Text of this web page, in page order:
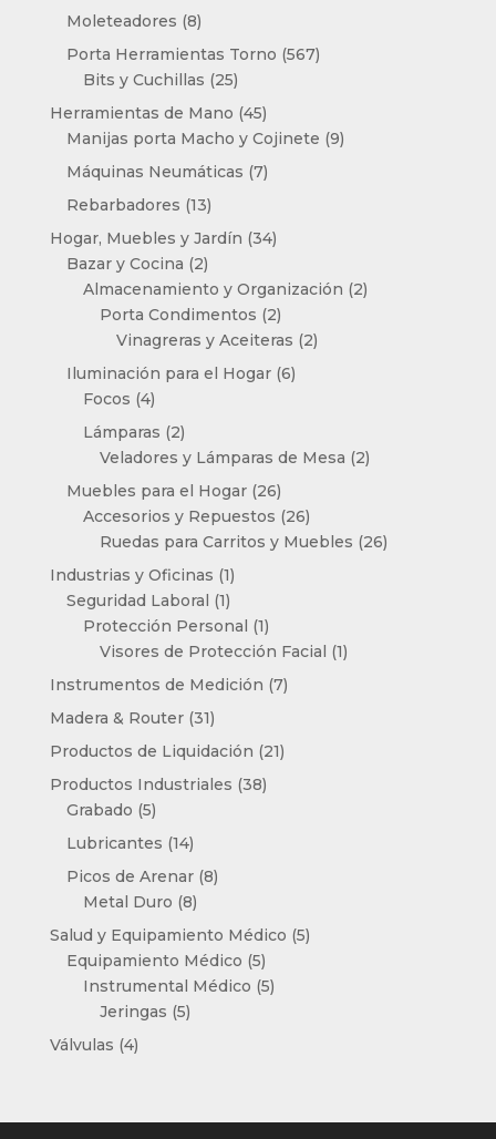
Moleteadores 88
productos
Porta Herramientas Torno 567567
Bits y Cuchillas 2525
productos
Herramientas de Mano 4545
productos
Manijas porta Macho y Cojinete 99
Máquinas Neumáticas 77
Rebarbadores 1313
productos
Hogar, Muebles y Jardín 3434
Bazar y Cocina 22
productos
Almacenamiento y Organización 22
Porta Condimentos 22
productos
Vinagreras y Aceiteras 22
Iluminación para el Hogar 66
Focos 44
productos
Lámparas 22
productos
Veladores y Lámparas de Mesa 22
Muebles para el Hogar 2626
productos
Accesorios y Repuestos 2626
productos
Ruedas para Carritos y Muebles 2626
Industrias y Oficinas 11
producto
Seguridad Laboral 11
producto
Protección Personal 11
producto
Visores de Protección Facial 11
Instrumentos de Medición 77
Madera & Router 3131
productos
Productos de Liquidación 2121
Productos Industriales 3838
Grabado 55
productos
Lubricantes 1414
productos
Picos de Arenar 88
Metal Duro 88
productos
Salud y Equipamiento Médico 55
Equipamiento Médico 55
productos
Instrumental Médico 55
Jeringas 55
Válvulas 44